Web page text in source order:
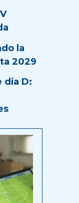
la
2029
día D: